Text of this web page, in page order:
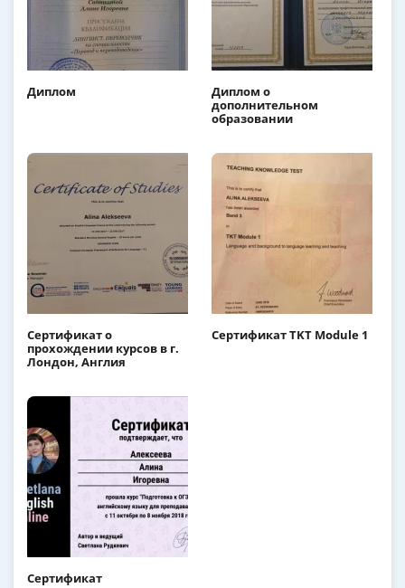
Диплом
Диплом о
дополнительном
образовании
Сертификат о
прохождении курсов в г.
Лондон, Англия
Сертификат TKT Module 1
Сертификат